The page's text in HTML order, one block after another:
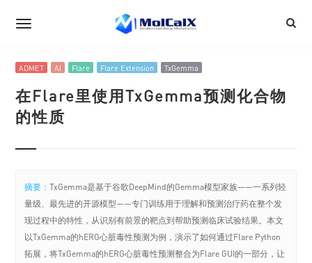
ADMET AI Flare Flare Extension TxGemma
在Flare里使用TxGemma预测化合物
的性质
摘要：TxGemma是基于谷歌DeepMind的Gemma模型家族——一系列轻
量级、最先进的开源模型——专门训练用于理解和预测治疗药在整个发
现过程中的特性，从识别有前景的靶点到帮助预测临床试验结果。本文
以TxGemma的hERG心脏毒性预测为例，演示了如何通过Flare Python
拓展，将TxGemma的hERG心脏毒性预测整合为Flare GUI的一部分，让